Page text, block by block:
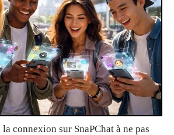
connexion sur SnaPChat à ne pas